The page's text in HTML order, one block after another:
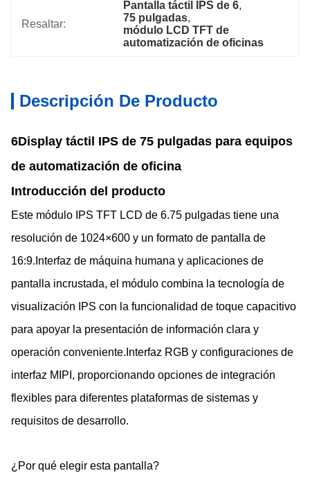
Resaltar:
Pantalla táctil IPS de 6,
75 pulgadas,
módulo LCD TFT de
automatización de oficinas
Descripción De Producto
6Display táctil IPS de 75 pulgadas para equipos
de automatización de oficina
Introducción del producto
Este módulo IPS TFT LCD de 6.75 pulgadas tiene una
resolución de 1024×600 y un formato de pantalla de
16:9.Interfaz de máquina humana y aplicaciones de
pantalla incrustada, el módulo combina la tecnología de
visualización IPS con la funcionalidad de toque capacitivo
para apoyar la presentación de información clara y
operación conveniente.Interfaz RGB y configuraciones de
interfaz MIPI, proporcionando opciones de integración
flexibles para diferentes plataformas de sistemas y
requisitos de desarrollo.
¿Por qué elegir esta pantalla?